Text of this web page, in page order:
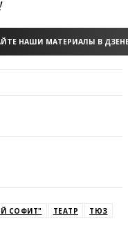
НАШИ МАТЕРИАЛЫ В
СОФИТ" ТЕАТР ТЮЗ